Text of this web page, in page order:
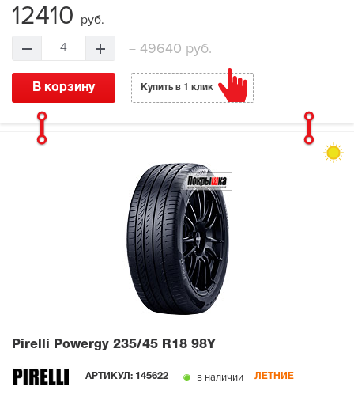
12410 руб.
4 = 49640 руб.
В корзину Купить в 1 клик
Pirelli Powergy 235/45 R18 98Y
АРТИКУЛ: 145622 в наличии ЛЕТНИЕ